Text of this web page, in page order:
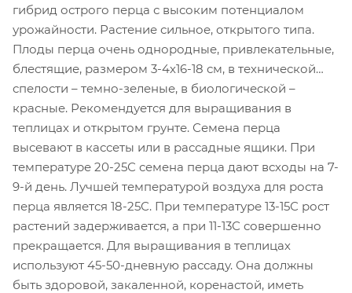
гибрид острого перца с высоким потенциалом
урожайности. Растение сильное, открытого типа.
Плоды перца очень однородные, привлекательные,
блестящие, размером 3-4х16-18 см, в технической
спелости – темно-зеленые, в биологической –
красные. Рекомендуется для выращивания в
теплицах и открытом грунте. Семена перца
высевают в кассеты или в рассадные ящики. При
температуре 20-25С семена перца дают всходы на 7-
9-й день. Лучшей температурой воздуха для роста
перца является 18-25С. При температуре 13-15С рост
растений задерживается, а при 11-13С совершенно
прекращается. Для выращивания в теплицах
используют 45-50-дневную рассаду. Она должны
быть здоровой, закаленной, коренастой, иметь